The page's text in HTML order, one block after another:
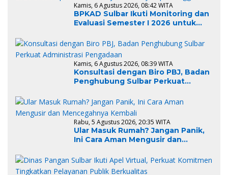
Kamis, 6 Agustus 2026, 08:42 WITA
BPKAD Sulbar Ikuti Monitoring dan
Evaluasi Semester I 2026 untuk
Penyerapan Anggaran
Kamis, 6 Agustus 2026, 08:39 WITA
Konsultasi dengan Biro PBJ, Badan
Penghubung Sulbar Perkuat
Rabu, 5 Agustus 2026, 20:35 WITA
Ular Masuk Rumah? Jangan Panik,
Ini Cara Aman Mengusir dan